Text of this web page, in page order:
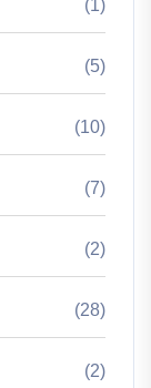
(1)
(5)
(10)
(7)
(2)
(28)
(2)